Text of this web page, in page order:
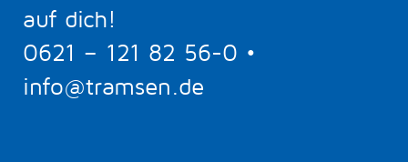
auf dich!
0621 – 121 82 56-0 •
info@tramsen.de